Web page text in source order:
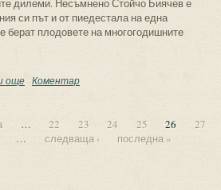
дилеми. Несъмнено Стойчо Биячев е
си път и от пиедестала на една
берат плодовете на многогодишните
още about “Песента на южните морета” –
Коментар
… 22 23 24 25 26
27
… следваща › последна »